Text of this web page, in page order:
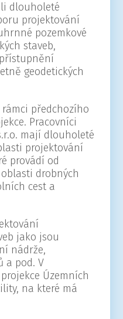
dlouholeté
projektování
pozemkové
staveb,
geodetických
předchozího
Pracovníci
mají dlouholeté
projektování
provádí od
drobných
cest a
jako jsou
nádrže,
a pod. V
Územních
na které má